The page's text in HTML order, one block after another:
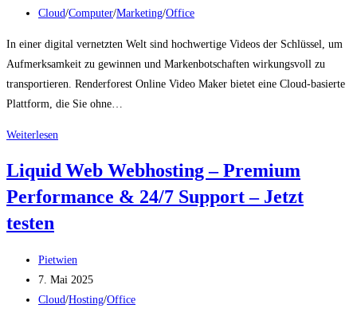
Kundenkommunikation
veröffentlicht:
Beitrags-
Cloud/Computer/Marketing/Office
In einer digital vernetzten Welt sind hochwertige Videos der Schlüssel, um
Aufmerksamkeit zu gewinnen und Markenbotschaften wirkungsvoll zu
transportieren. Renderforest Online Video Maker bietet eine Cloud‑basierte
Plattform, die Sie ohne…
Weiterlesen
Video
Maker
Vorlagen
&
Jetzt
Liquid Web Webhosting – Premium
Performance & 24/7 Support – Jetzt
testen
Beitrags-
Autor:
Pietwien
Beitrag
veröffentlicht:
7. Mai 2025
Beitrags-
Cloud/Hosting/Office